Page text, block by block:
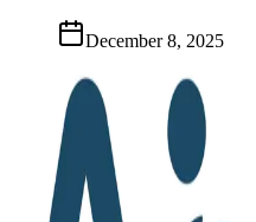
December 8, 2025